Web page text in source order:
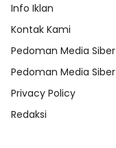
Info Iklan
Kontak Kami
Pedoman Media Siber
Pedoman Media Siber
Privacy Policy
Redaksi